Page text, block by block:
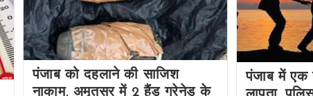
पंजाब को दहलाने की साजिश
नाकाम, अमृतसर में 2 हैंड ग्रेनेड के
पंजाब में एक